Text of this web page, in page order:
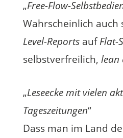
„Free-Flow-
Wahrscheinlich auch
Level-ReportsaufFlat-
selbstverfreilich, lean
„Leseecke mit vielen
Tageszeitungen“
Dass man im Land